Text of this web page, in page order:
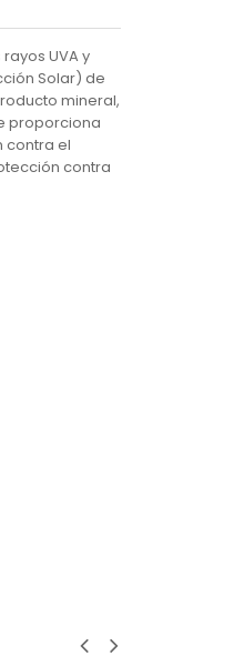
UVA y
Solar) de
mineral,
proporciona
contra el
contra